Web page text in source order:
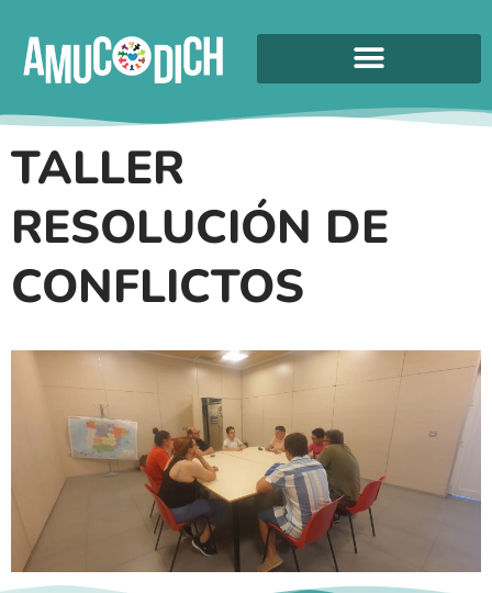
TALLER
RESOLUCIÓN DE
CONFLICTOS